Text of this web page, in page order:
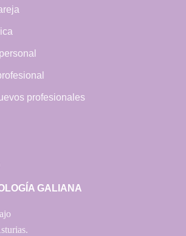
profesionales
GALIANA